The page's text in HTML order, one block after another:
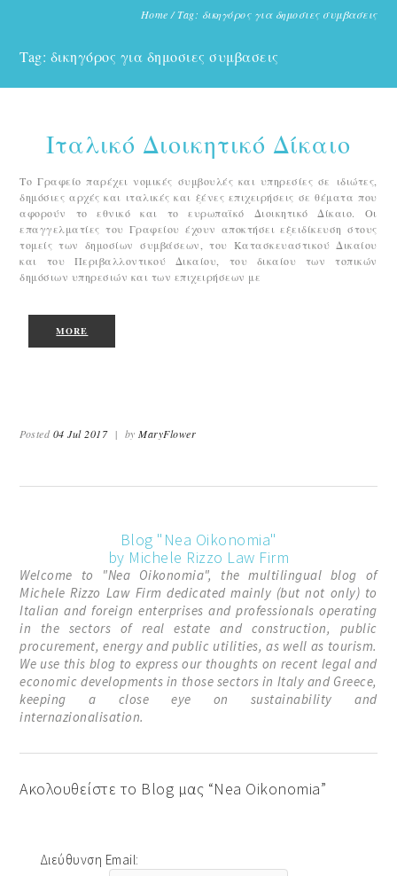
Home /Tag: δικηγόρος για δημοσιες συμβασεις
Tag: δικηγόρος για δημοσιες συμβασεις
Ιταλικό Διοικητικό Δίκαιο
Το Γραφείο παρέχει νομικές συμβουλές και υπηρεσίες σε ιδιώτες,
δημόσιες αρχές και ιταλικές και ξένες επιχειρήσεις σε θέματα που
αφορούν το εθνικό και το ευρωπαϊκό Διοικητικό Δίκαιο. Οι
επαγγελματίες του Γραφείου έχουν αποκτήσει εξειδίκευση στους
τομείς των δημοσίων συμβάσεων, του Κατασκευαστικού Δικαίου
και του Περιβαλλοντικού Δικαίου, του δικαίου των τοπικών
δημόσιων υπηρεσιών και των επιχειρήσεων με
MORE
Posted04 Jul 2017 | byMaryFlower
Blog "Nea Oikonomia"
by Michele Rizzo Law Firm
Welcome to "Nea Oikonomia", the multilingual blog of
Michele Rizzo Law Firm dedicated mainly (but not only) to
Italian and foreign enterprises and professionals operating
in the sectors of real estate and construction, public
procurement, energy and public utilities, as well as tourism.
We use this blog to express our thoughts on recent legal and
economic developments in those sectors in Italy and Greece,
keeping a close eye on sustainability and
internazionalisation.
Ακολουθείστε το Blog μας “Nea Oikonomia”
Διεύθυνση Email: